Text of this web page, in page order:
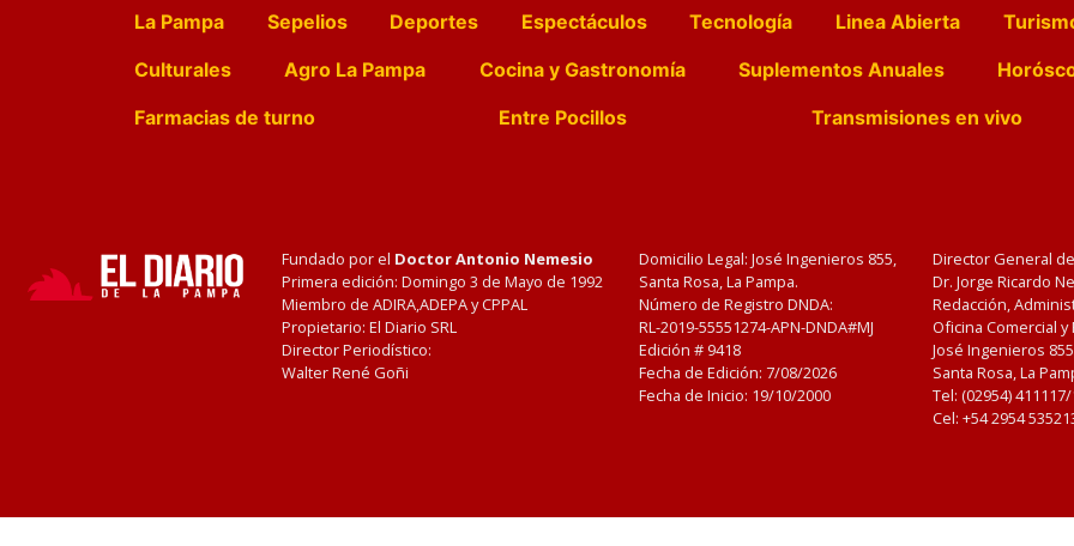
La Pampa Sepelios Deportes Espectáculos Tecnología Linea Abierta
Culturales
Agro La Pampa Cocina y Gastronomía Suplementos Anuales
Farmacias de turno
Entre Pocillos Transmisiones en vivo
Fundado por el Doctor Antonio Nemesio
Primera edición: Domingo 3 de Mayo de 1992
Miembro de ADIRA,ADEPA y CPPAL
Propietario: El Diario SRL
Director Periodístico:
Walter René Goñi
Domicilio Legal: José Ingenieros 855,
Santa Rosa, La Pampa.
Número de Registro DNDA:
RL-2019-55551274-APN-DNDA#MJ
Edición # 9418
Fecha de Edición: 7/08/2026
Fecha de Inicio: 19/10/2000
Director General
Dr. Jorge Ricardo
Redacción,
Oficina Comercial
José Ingenieros
Santa Rosa, La
Tel: (02954)
Cel: +54 2954